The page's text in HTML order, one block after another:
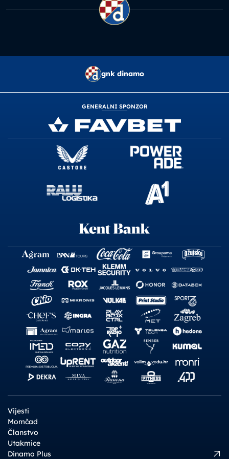
gnk dinamo
GENERALNI SPONZOR
Vijesti
Momčad
Članstvo
Utakmice
Dinamo Plus